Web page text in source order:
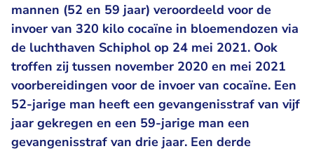
mannen (52 en 59 jaar) veroordeeld voor de
invoer van 320 kilo cocaïne in bloemendozen via
de luchthaven Schiphol op 24 mei 2021. Ook
troffen zij tussen november 2020 en mei 2021
voorbereidingen voor de invoer van cocaïne. Een
52-jarige man heeft een gevangenisstraf van vijf
jaar gekregen en een 59-jarige man een
gevangenisstraf van drie jaar. Een derde